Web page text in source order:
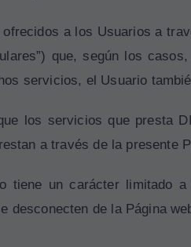
a los Usuarios a
que, según los
servicios, el Usuario
los servicios que presta
a través de la presente
tiene un carácter limitado
desconecten de la Página